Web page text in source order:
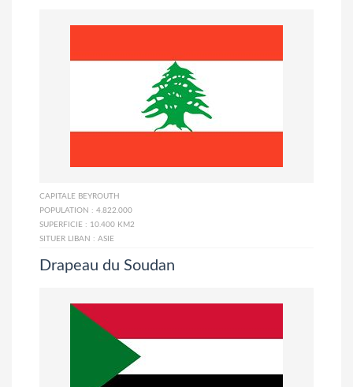
CAPITALE BEYROUTH
POPULATION : 4.822.000
SUPERFICIE : 10.400 KM2
SITUER LIBAN : ASIE
Drapeau du Soudan